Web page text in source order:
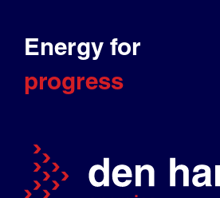
Energy for
progress